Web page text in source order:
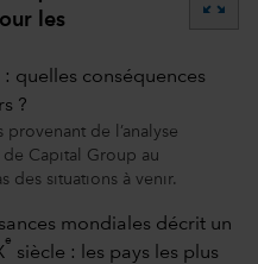
les
de l’analyse
Capital Group au
des situations à venir.
mondiales décrit un
e
siècle : les pays les plus